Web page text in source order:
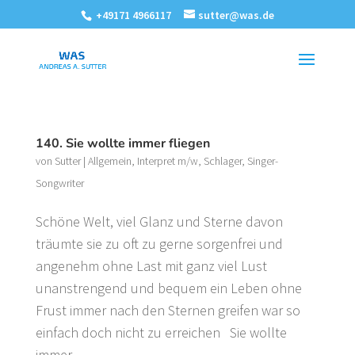
+49171 4966117 sutter@was.de
140. Sie wollte immer fliegen
von Sutter| Allgemein, Interpret m/w, Schlager, Singer-
Songwriter
Schöne Welt, viel Glanz und Sterne davon
träumte sie zu oft zu gerne sorgenfrei und
angenehm ohne Last mit ganz viel Lust
unanstrengend und bequem ein Leben ohne
Frust immer nach den Sternen greifen war so
einfach doch nicht zu erreichen Sie wollte